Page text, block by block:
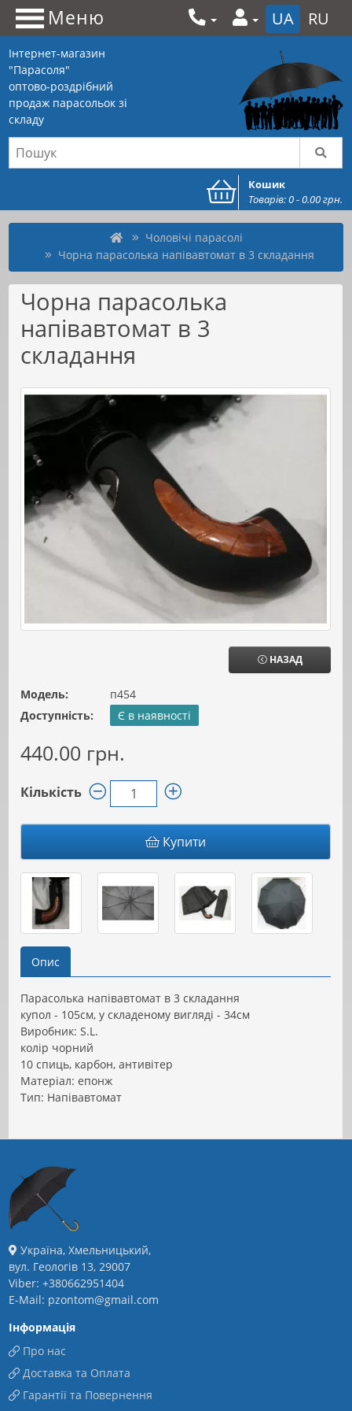
Меню UA RU
Інтернет-магазин
"Парасоля"
оптово-роздрібний
продаж парасольок зі
складу
Кошик
Товарів: 0 - 0.00 грн.
Чоловічі парасолі
Чорна парасолька напівавтомат в 3 складання
Чорна парасолька
напівавтомат в 3
складання
НАЗАД
Модель:
п454
Доступність:
Є в наявності
440.00 грн.
Кількість
Купити
Опис
Парасолька напівавтомат в 3 складання
купол - 105см, у складеному вигляді - 34см
Виробник: S.L.
колір чорний
10 спиць, карбон, антивітер
Матеріал: епонж
Тип: Напівавтомат
Україна, Хмельницький,
вул. Геологів 13, 29007
Viber: +380662951404
E-Mail: pzontom@gmail.com
Інформація
Про нас
Доставка та Оплата
Гарантії та Повернення